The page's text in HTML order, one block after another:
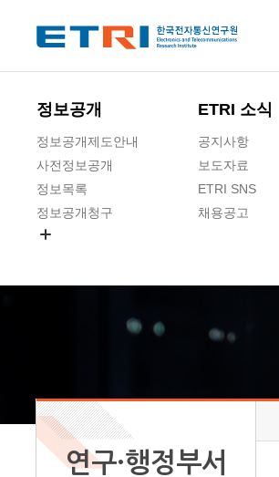
정보공개
정보공개제도안내
사전정보공개
정보목록
정보공개청구
ETRI 소식
공지사항
보도자료
ETRI SNS
채용공고
연구·행정부서